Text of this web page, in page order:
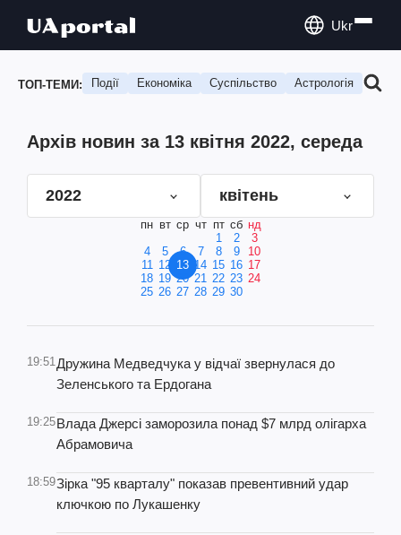
Ukr
ТОП-ТЕМИ: Події Економіка Суспільство Астрологія
Архів новин за 13 квітня 2022, середа
2022 квітень
пн вт ср чт пт сб нд
1
2
3
4
5 6 7 8 9
10
11 12 13 14 15 16 17
18 19 20 21 22 23 24
25 26 27 28 29 30
19:51Дружина Медведчука у відчаї звернулася до
Зеленського та Ердогана
19:25Влада Джерсі заморозила понад $7 млрд олігарха
Абрамовича
18:59Зірка "95 кварталу" показав превентивний удар
ключкою по Лукашенку